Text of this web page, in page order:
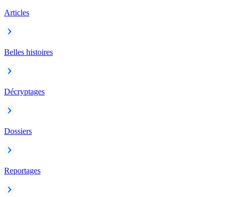
Articles
Belles histoires
Décryptages
Dossiers
Reportages